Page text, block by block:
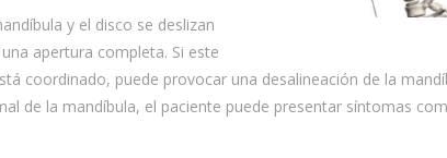
y el disco se deslizan
apertura completa. Si este
coordinado, puede provocar una desalineación de la
de la mandíbula, el paciente puede presentar síntomas